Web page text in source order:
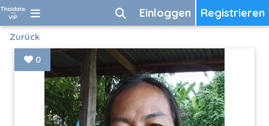
Registrieren
Einloggen
Zurück
0